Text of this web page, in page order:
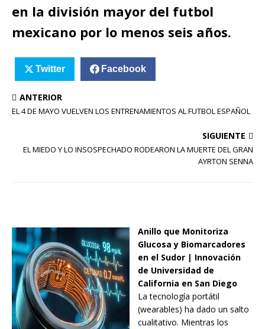
en la división mayor del futbol
mexicano por lo menos seis años.
Twitter Facebook
ANTERIOR
EL 4 DE MAYO VUELVEN LOS ENTRENAMIENTOS AL FUTBOL ESPAÑOL
SIGUIENTE
EL MIEDO Y LO INSOSPECHADO RODEARON LA MUERTE DEL GRAN
AYRTON SENNA
Anillo que Monitoriza
Glucosa y Biomarcadores
en el Sudor | Innovación
de Universidad de
California en San Diego
La tecnología portátil
(wearables) ha dado un salto
cualitativo. Mientras los